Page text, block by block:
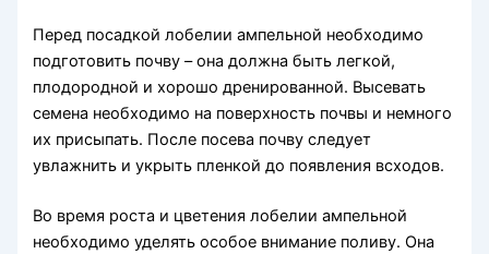
Перед посадкой лобелии ампельной необходимо
подготовить почву – она должна быть легкой,
плодородной и хорошо дренированной. Высевать
семена необходимо на поверхность почвы и немного
их присыпать. После посева почву следует
увлажнить и укрыть пленкой до появления всходов.
Во время роста и цветения лобелии ампельной
необходимо уделять особое внимание поливу. Она